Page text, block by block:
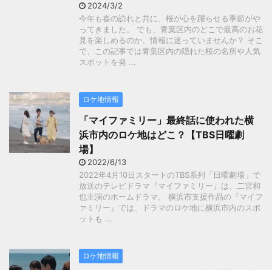
2024/3/2
今年も春の訪れと共に、桜が心を躍らせる季節がや
ってきました。 でも、青葉区内のどこで最高のお花
見を楽しめるのか、情報に迷っていませんか？ そこ
で、この記事では青葉区内の隠れた桜の名所や人気
スポットを発 ...
ロケ地情報
「マイファミリー」最終話に使われた横
浜市内のロケ地はどこ？【TBS日曜劇
場】
2022/6/13
2022年4月10日スタートのTBS系列「日曜劇場」で
放送のテレビドラマ『マイファミリー』は、二宮和
也主演のホームドラマ。 横浜市支援作品の『マイフ
ァミリー』では、ドラマのロケ地に横浜市内のスポ
ットも ...
ロケ地情報